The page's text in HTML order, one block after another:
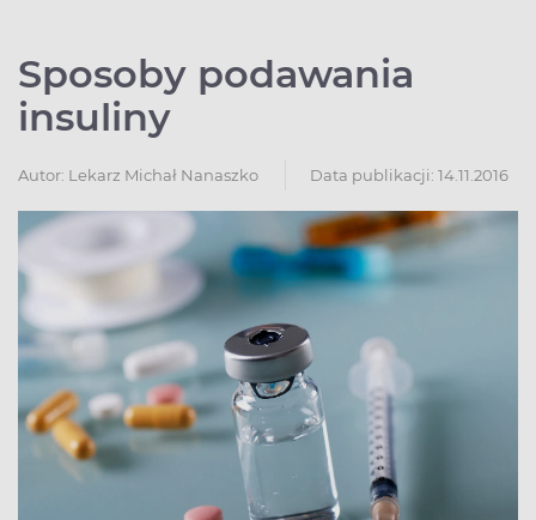
Sposoby podawania
insuliny
Autor: Lekarz Michał Nanaszko Data publikacji: 14.11.2016